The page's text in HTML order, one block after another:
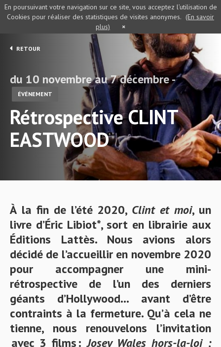
RETOUR
du 10 novembre au 7 décembre -
ÉVÉNEMENT
Rétrospective CLINT
EASTWOOD
À la fin de l’été 2020, Clint et moi, un
livre d’Éric Libiot*, sort en librairie aux
Éditions Lattès. Nous avions alors
décidé de l’accueillir en novembre 2020
pour accompagner une mini-
rétrospective de l’un des derniers
géants d’Hollywood… avant d’être
contraints à la fermeture. Qu’à cela ne
tienne, nous renouvelons l’invitation
avec 3 films :Josey Wales hors-la-loi ;
En poursuivant votre navigation sur ce site, vous acceptez l’utilisation de
Cookies pour réaliser des statistiques de visites anonymes. (En savoir
plus)
×